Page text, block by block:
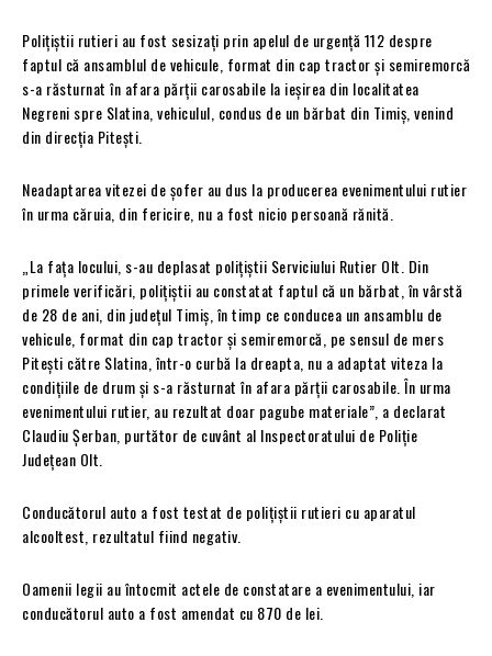
Polițiștii rutieri au fost sesizați prin apelul de urgență 112 despre
faptul că ansamblul de vehicule, format din cap tractor și semiremorcă
s-a răsturnat în afara părții carosabile la ieșirea din localitatea
Negreni spre Slatina, vehiculul, condus de un bărbat din Timiș, venind
din direcția Pitești.
Neadaptarea vitezei de șofer au dus la producerea evenimentului rutier
în urma căruia, din fericire, nu a fost nicio persoană rănită.
„La fața locului, s-au deplasat polițiștii Serviciului Rutier Olt. Din
primele verificări, polițiștii au constatat faptul că un bărbat, în vârstă
de 28 de ani, din județul Timiș, în timp ce conducea un ansamblu de
vehicule, format din cap tractor și semiremorcă, pe sensul de mers
Pitești către Slatina, într-o curbă la dreapta, nu a adaptat viteza la
condițiile de drum și s-a răsturnat în afara părții carosabile. În urma
evenimentului rutier, au rezultat doar pagube materiale”, a declarat
Claudiu Șerban, purtător de cuvânt al Inspectoratului de Poliție
Județean Olt.
Conducătorul auto a fost testat de polițiștii rutieri cu aparatul
alcooltest, rezultatul fiind negativ.
Oamenii legii au întocmit actele de constatare a evenimentului, iar
conducătorul auto a fost amendat cu 870 de lei.